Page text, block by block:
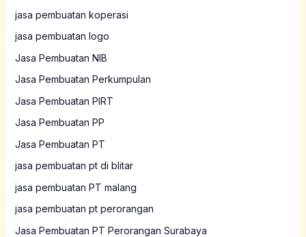
jasa pembuatan koperasi
jasa pembuatan logo
Jasa Pembuatan NIB
Jasa Pembuatan Perkumpulan
Jasa Pembuatan PIRT
Jasa Pembuatan PP
Jasa Pembuatan PT
jasa pembuatan pt di blitar
jasa pembuatan PT malang
jasa pembuatan pt perorangan
Jasa Pembuatan PT Perorangan Surabaya